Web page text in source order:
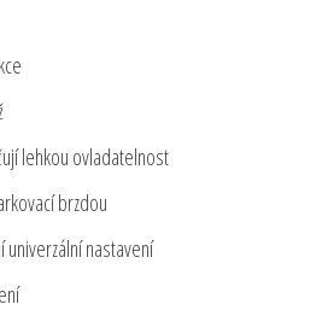
lehkou ovladatelnost
brzdou
univerzální nastavení